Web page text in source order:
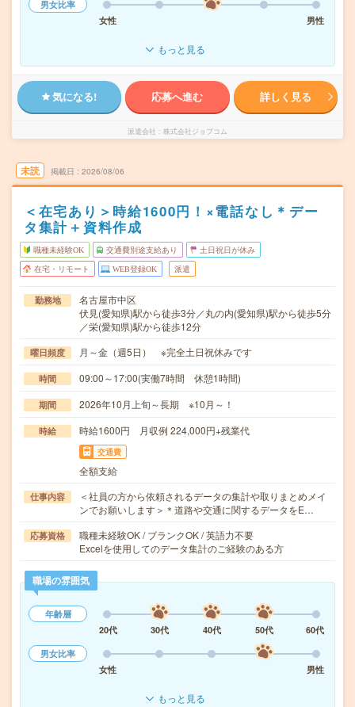
男女比率
女性
男性
もっと見る
気になる! 応募へ進む 詳しく見る
派遣会社 株式会社ジョブコム
未読 掲載日 2026/08/06
＜在宅あり＞時給1600円！×電話なし＊デー
タ集計＋資料作成
職種未経験OK 交通費別途支給あり 土日祝日が休み
在宅・リモート WEB登録OK 派遣
勤務地
名古屋市中区
伏見(愛知県)駅から徒歩3分／丸の内(愛知県)駅から徒歩5分
／栄(愛知県)駅から徒歩12分
曜日頻度 月～金（週5日） ※完全土日祝休みです
時間 09:00～17:00(実働7時間 休憩1時間)
期間 2026年10月上旬～長期 ※10月～！
時給 時給1600円 月収例 224,000円+残業代
交通費
全額支給
仕事内容
＜社員の方から依頼されるデータの集計や取りまとめメイ
ンでお願いします＞＊道路や交通に関するデータをE…
応募資格
職種未経験OK / ブランクOK / 英語力不要
Excelを使用してのデータ集計のご経験のある方
職場の雰囲気
年齢層
20代
30代 40代 50代
60代
男女比率
女性
男性
もっと見る